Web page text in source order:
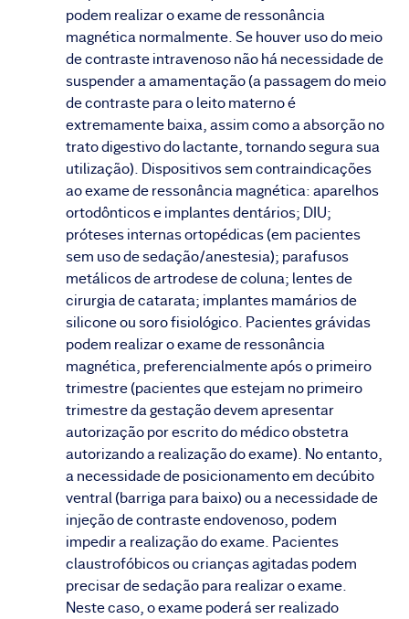
podem realizar o exame de ressonância
magnética normalmente. Se houver uso do meio
de contraste intravenoso não há necessidade de
suspender a amamentação (a passagem do meio
de contraste para o leito materno é
extremamente baixa, assim como a absorção no
trato digestivo do lactante, tornando segura sua
utilização). Dispositivos sem contraindicações
ao exame de ressonância magnética: aparelhos
ortodônticos e implantes dentários; DIU;
próteses internas ortopédicas (em pacientes
sem uso de sedação/anestesia); parafusos
metálicos de artrodese de coluna; lentes de
cirurgia de catarata; implantes mamários de
silicone ou soro fisiológico. Pacientes grávidas
podem realizar o exame de ressonância
magnética, preferencialmente após o primeiro
trimestre (pacientes que estejam no primeiro
trimestre da gestação devem apresentar
autorização por escrito do médico obstetra
autorizando a realização do exame). No entanto,
a necessidade de posicionamento em decúbito
ventral (barriga para baixo) ou a necessidade de
injeção de contraste endovenoso, podem
impedir a realização do exame. Pacientes
claustrofóbicos ou crianças agitadas podem
precisar de sedação para realizar o exame.
Neste caso, o exame poderá ser realizado